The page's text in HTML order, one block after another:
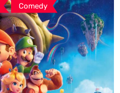
, Comedy